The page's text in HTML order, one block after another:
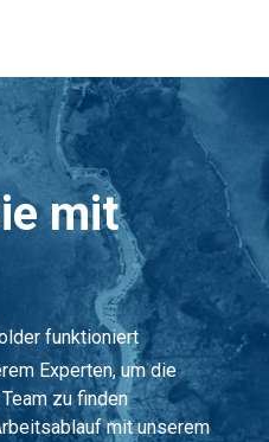
mit
funktioniert
Experten, um die
zu finden
mit unserem